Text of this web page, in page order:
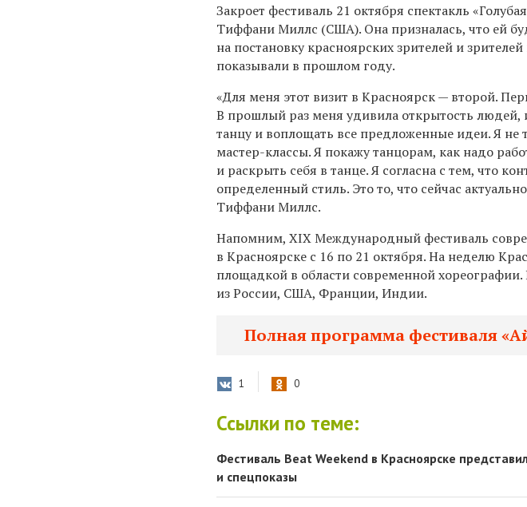
Закроет фестиваль 21 октября спектакль
Тиффани Миллс (США). Она призналась, что ей
на постановку красноярских зрителей и
показывали в прошлом году.
«Для меня этот визит в Красноярск — второй.
В прошлый раз меня удивила открытость людей,
танцу и воплощать все предложенные идеи. Я не
мастер-классы. Я покажу танцорам, как надо
и раскрыть себя в танце. Я согласна с тем, что
определенный стиль. Это то, что сейчас
Тиффани Миллс.
Напомним, XIX Международный фестиваль
в Красноярске с 16 по 21 октября. На неделю
площадкой в области современной
из России, США, Франции, Индии.
Полная программа фестиваля
1 0
Ссылки по теме:
Фестиваль Beat Weekend в Красноярске
и спецпоказы